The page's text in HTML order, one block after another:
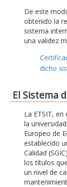
De este
obtenido la
sistema
una validez
dicho
El Sistema
La ETSIT,
la
Europeo de
establecido
Calidad
los títulos
un nivel de